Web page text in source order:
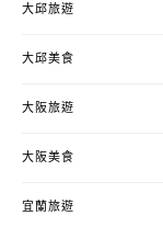
大邱旅遊
大邱美食
大阪旅遊
大阪美食
宜蘭旅遊